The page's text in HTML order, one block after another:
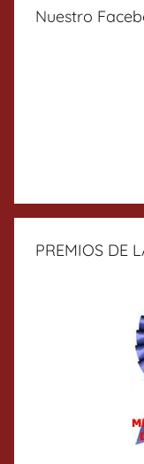
Nuestro
PREMIOS DE